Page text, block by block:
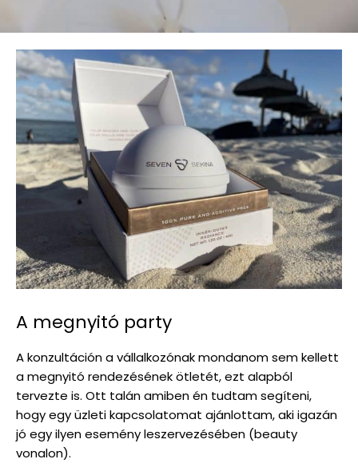
A megnyitó party
A konzultáción a vállalkozónak mondanom sem kellett
a megnyitó rendezésének ötletét, ezt alapból
tervezte is. Ott talán amiben én tudtam segíteni,
hogy egy üzleti kapcsolatomat ajánlottam, aki igazán
jó egy ilyen esemény leszervezésében (beauty
vonalon).